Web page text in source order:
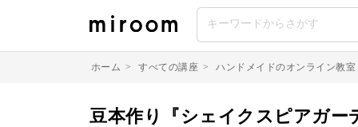
ホーム > すべての講座 > ハンドメイドのオンライン教室
豆本作り『シェイクスピアガー